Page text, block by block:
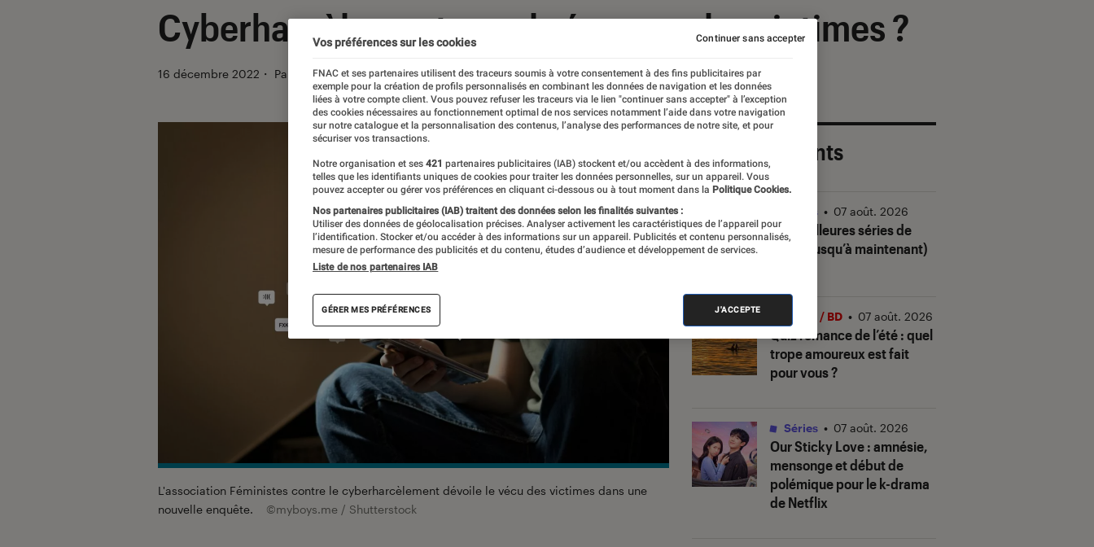
Cyberharcèlement : quel vécu pour les victimes ?
16 décembre 2022 ・ Par Kesso Diallo
L'association Féministes contre le cyberharcèlement dévoile le vécu des victimes dans une
nouvelle enquête.
©myboys.me / Shutterstock
Les plus récents
Les meilleures séries de
2026 (jusqu’à maintenant)
Séries • 07 août. 2026
Quiz romance de l’été : quel
trope amoureux est fait
pour vous ?
Livres / BD • 07 août. 2026
Our Sticky Love: amnésie,
mensonge et début de
polémique pour le k-drama
de Netflix
Séries • 07 août. 2026
Vos préférences sur les cookies
FNAC et ses partenaires utilisent des traceurs soumis à votre consentement à des fins publicitaires par
exemple pour la création de profils personnalisés en combinant les données de navigation et les données
liées à votre compte client. Vous pouvez refuser les traceurs via le lien "continuer sans accepter" à l’exception
des cookies nécessaires au fonctionnement optimal de nos services notamment l’aide dans votre navigation
sur notre catalogue et la personnalisation des contenus, l’analyse des performances de notre site, et pour
sécuriser vos transactions.
Notre organisation et ses 421 partenaires publicitaires (IAB) stockent et/ou accèdent à des informations,
telles que les identifiants uniques de cookies pour traiter les données personnelles, sur un appareil. Vous
pouvez accepter ou gérer vos préférences en cliquant ci-dessous ou à tout moment dans la Politique Cookies.
Nos partenaires publicitaires (IAB) traitent des données selon les finalités suivantes :
Utiliser des données de géolocalisation précises. Analyser activement les caractéristiques de l’appareil pour
l’identification. Stocker et/ou accéder à des informations sur un appareil. Publicités et contenu personnalisés,
mesure de performance des publicités et du contenu, études d’audience et développement de services.
Liste de nos partenaires IAB
GÉRER MES PRÉFÉRENCES J'ACCEPTE
Continuer sans accepter